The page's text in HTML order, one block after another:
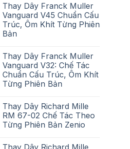
Thay Dây Franck Muller
Vanguard V45 Chuẩn Cấu
Trúc, Ôm Khít Từng Phiên
Bản
Thay Dây Franck Muller
Vanguard V32: Chế Tác
Chuẩn Cấu Trúc, Ôm Khít
Từng Phiên Bản
Thay Dây Richard Mille
RM 67-02 Chế Tác Theo
Từng Phiên Bản Zenio
Thay Dây Richard Mille